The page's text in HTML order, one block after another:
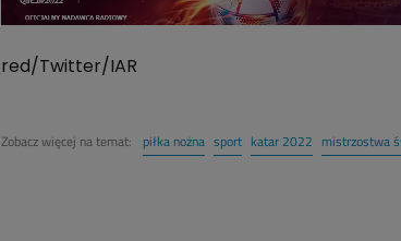
red/Twitter/IAR
Zobacz więcej na temat: piłka nożna sport katar 2022 mistrzostwa